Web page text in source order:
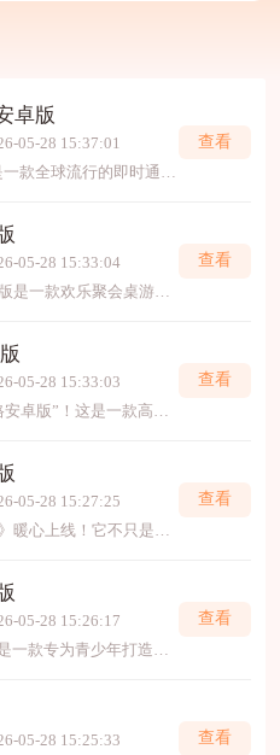
卓版
05-28 15:37:01
WhatsApp安卓版是一款全球流行的即时通讯应用，它让您能免费发送消息、图片和视频，并进行语音或视频通话。应用支持群聊和文件共享，并通过端到端加密保护隐私。界面简洁易用，连接
查看
05-28 15:33:04
《吹牛高手》安卓版是一款欢乐聚会桌游，专为喜爱心理博弈与幽默互动的玩家设计。你将扮演“吹牛”达人，在出牌与话术间虚张声势，巧妙揭穿对手谎言。游戏支持多人在线对战，规则简
查看
05-28 15:33:03
欢迎下载“石墨表格安卓版”！这是一款高效便捷的在线协表格工具，让你在手机上也能轻松创建、编辑表格，并与团队实时协作。数据自动保存云端，多端同步，更支持评论、权限管理等团队
查看
05-28 15:27:25
查看
05-28 15:26:17
查看
05-28 15:25:33
查看